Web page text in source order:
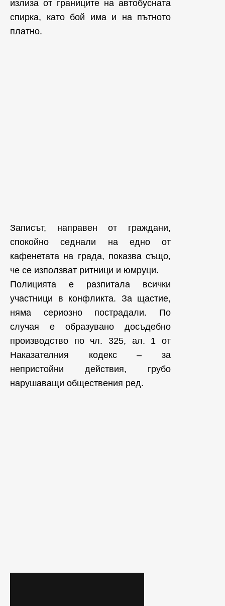
излиза от границите на автобусната
спирка, като бой има и на пътното
платно.
Записът, направен от граждани,
спокойно седнали на едно от
кафенетата на града, показва също,
че се използват ритници и юмруци.
Полицията е разпитала всички
участници в конфликта. За щастие,
няма сериозно пострадали. По
случая е образувано досъдебно
производство по чл. 325, ал. 1 от
Наказателния кодекс – за
непристойни действия, грубо
нарушаващи обществения ред.